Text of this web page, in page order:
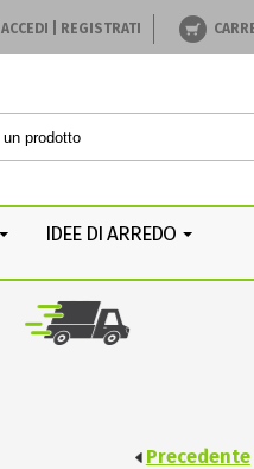
Precedente
ACCEDI | REGISTRATI
IDEE DI ARREDO